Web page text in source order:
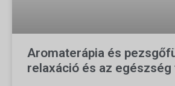
Aromaterápia és
relaxáció és az